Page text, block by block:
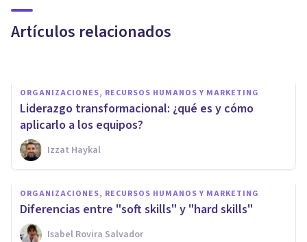
Artículos relacionados
a tus empleados
ORGANIZACIONES, RECURSOS HUMANOS Y MARKETING
Liderazgo transformacional: ¿qué es y cómo
aplicarlo a los equipos?
Izzat Haykal
ORGANIZACIONES, RECURSOS HUMANOS Y MARKETING
Diferencias entre "soft skills" y "hard skills"
Isabel Rovira Salvador
​Las 7 funciones y roles de los
psicólogos de empresa